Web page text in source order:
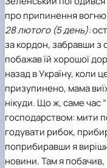
про припинення
28 лютого (5 день):
за кордон, забравши
побажав їй хорошої
назад в Україну, коли
призупинено, мама
нікуди. Що ж, саме час
господарством: мити
годувати рибок,
поприбиравши я
новини. Там я